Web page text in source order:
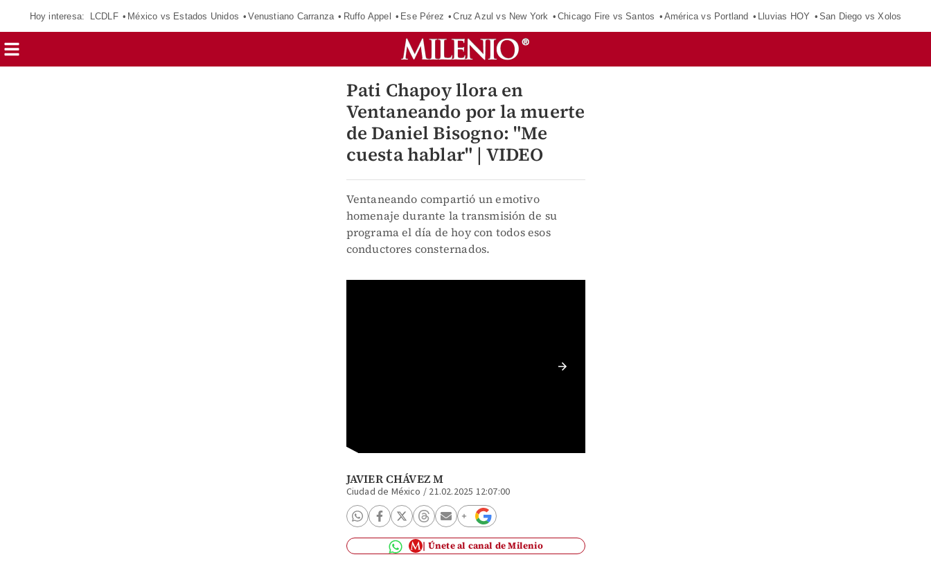
Hoy interesa: LCDLF México vs Estados Unidos Venustiano Carranza Ruffo Appel Ese Pérez Cruz Azul vs New York Chicago Fire vs Santos América vs Portland Lluvias HOY San Diego vs Xolos
Pati Chapoy llora en
Ventaneando por la muerte
de Daniel Bisogno: "Me
cuesta hablar" | VIDEO
Ventaneando compartió un emotivo
homenaje durante la transmisión de su
programa el día de hoy con todos esos
conductores consternados.
JAVIER CHÁVEZ M
Ciudad de México / 21.02.2025 12:07:00
Únete al canal de Milenio